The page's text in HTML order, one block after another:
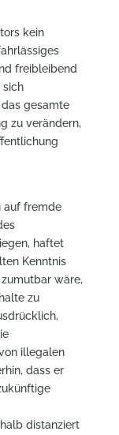
kein
freibleibend
sich
gesamte
zu verändern,
auf fremde
haftet
Kenntnis
wäre,
zu
illegalen
dass er
distanziert